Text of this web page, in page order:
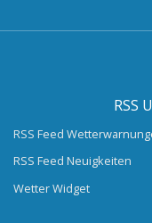
RSS
RSS Feed
RSS Feed Neuigkeiten
Wetter Widget